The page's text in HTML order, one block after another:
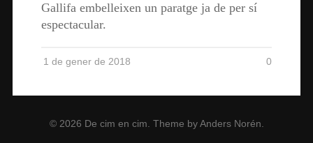
Gallifa embelleixen un paratge ja de per sí
espectacular.
1 de gener de 2018 0
© 2026 De cim en cim. Theme byAnders Norén.